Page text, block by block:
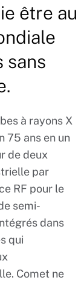
être au
sans
à rayons X
75 ans en un
de deux
par
RF pour le
semi-
dans
qui
Comet ne